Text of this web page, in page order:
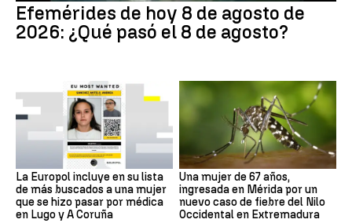
Efemérides de hoy 8 de agosto de
2026: ¿Qué pasó el 8 de agosto?
La Europol incluye en su lista
de más buscados a una mujer
que se hizo pasar por médica
en Lugo y A Coruña
Una mujer de 67 años,
ingresada en Mérida por un
nuevo caso de fiebre del Nilo
Occidental en Extremadura